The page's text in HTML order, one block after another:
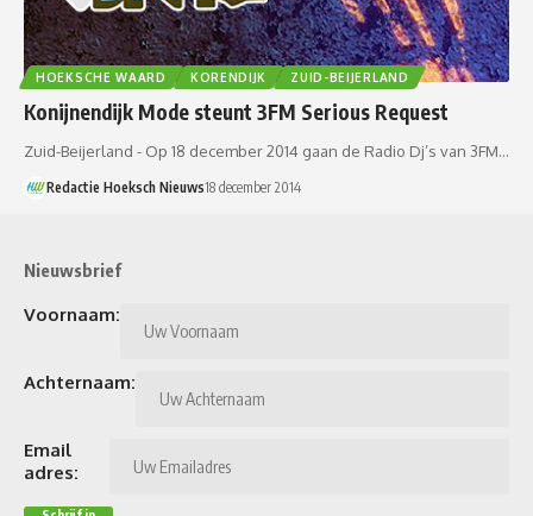
HOEKSCHE WAARD KORENDIJK ZUID-BEIJERLAND
Konijnendijk Mode steunt 3FM Serious Request
Zuid-Beijerland - Op 18 december 2014 gaan de Radio Dj’s van 3FM…
Redactie Hoeksch Nieuws18 december 2014
Nieuwsbrief
Voornaam:
Achternaam:
Email
adres: